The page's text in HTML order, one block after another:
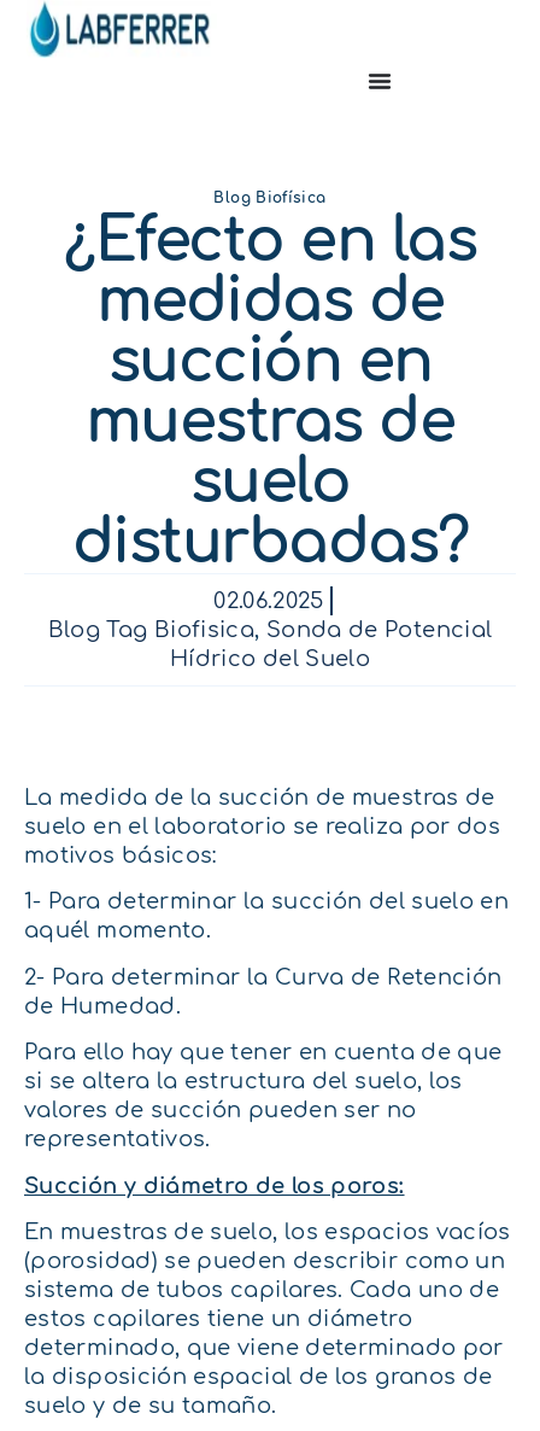
Blog Biofísica
¿Efecto en las
medidas de
succión en
muestras de
suelo
disturbadas?
02.06.2025
Blog Tag Biofisica, Sonda de Potencial
Hídrico del Suelo
La medida de la succión de muestras de
suelo en el laboratorio se realiza por dos
motivos básicos:
1- Para determinar la succión del suelo en
aquél momento.
2- Para determinar la Curva de Retención
de Humedad.
Para ello hay que tener en cuenta de que
si se altera la estructura del suelo, los
valores de succión pueden ser no
representativos.
Succión y diámetro de los poros:
En muestras de suelo, los espacios vacíos
(porosidad) se pueden describir como un
sistema de tubos capilares. Cada uno de
estos capilares tiene un diámetro
determinado, que viene determinado por
la disposición espacial de los granos de
suelo y de su tamaño.